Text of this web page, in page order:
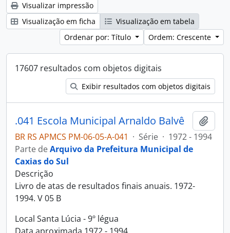
Visualizar impressão
Visualização em ficha
Visualização em tabela
Ordenar por: Título
Ordem: Crescente
17607 resultados com objetos digitais
Exibir resultados com objetos digitais
.041 Escola Municipal Arnaldo Balvê
BR RS APMCS PM-06-05-A-041 · Série · 1972 - 1994
Parte deArquivo da Prefeitura Municipal de
Caxias do Sul
Descrição
Livro de atas de resultados finais anuais. 1972-
1994. V 05 B
Local Santa Lúcia - 9º légua